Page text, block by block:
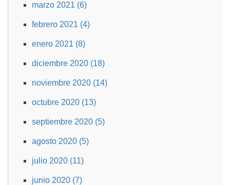
marzo 2021 (6)
febrero 2021 (4)
enero 2021 (8)
diciembre 2020 (18)
noviembre 2020 (14)
octubre 2020 (13)
septiembre 2020 (5)
agosto 2020 (5)
julio 2020 (11)
junio 2020 (7)